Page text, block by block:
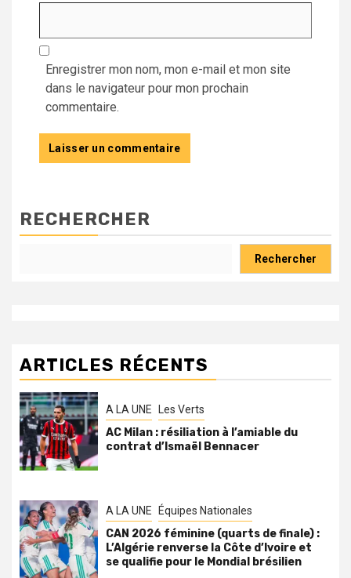
Enregistrer mon nom, mon e-mail et mon site
dans le navigateur pour mon prochain
commentaire.
RECHERCHER
Rechercher
ARTICLES RÉCENTS
A LA UNE Les Verts
AC Milan : résiliation à l’amiable du
contrat d’Ismaël Bennacer
A LA UNE Équipes Nationales
CAN 2026 féminine (quarts de finale) :
L’Algérie renverse la Côte d’Ivoire et
se qualifie pour le Mondial brésilien